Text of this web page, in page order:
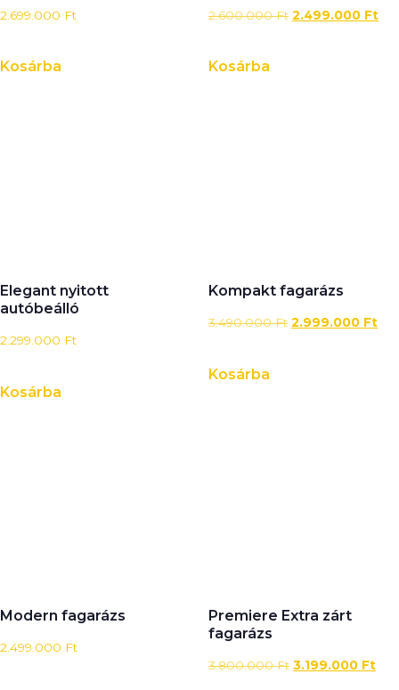
2.699.000 Ft
Kosárba
2.600.000Ft 2.499.000 Ft
Kosárba
Elegant nyitott
autóbeálló
2.299.000 Ft
Kosárba
Kompakt fagarázs
3.490.000Ft 2.999.000 Ft
Kosárba
Modern fagarázs
2.499.000 Ft
Premiere Extra zárt
fagarázs
3.800.000Ft 3.199.000 Ft